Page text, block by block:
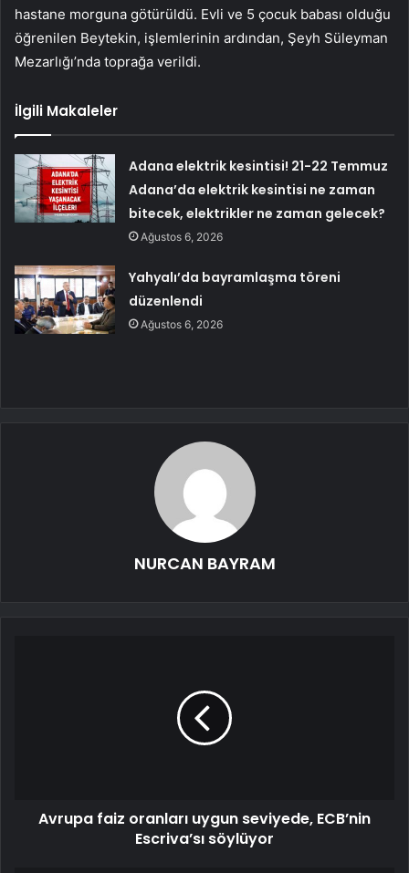
hastane morguna götürüldü. Evli ve 5 çocuk babası olduğu
öğrenilen Beytekin, işlemlerinin ardından, Şeyh Süleyman
Mezarlığı’nda toprağa verildi.
İlgili Makaleler
Adana elektrik kesintisi! 21-22 Temmuz
Adana’da elektrik kesintisi ne zaman
bitecek, elektrikler ne zaman gelecek?
Ağustos 6, 2026
Yahyalı’da bayramlaşma töreni
düzenlendi
Ağustos 6, 2026
NURCAN BAYRAM
Avrupa faiz oranları uygun seviyede, ECB’nin
Escriva’sı söylüyor